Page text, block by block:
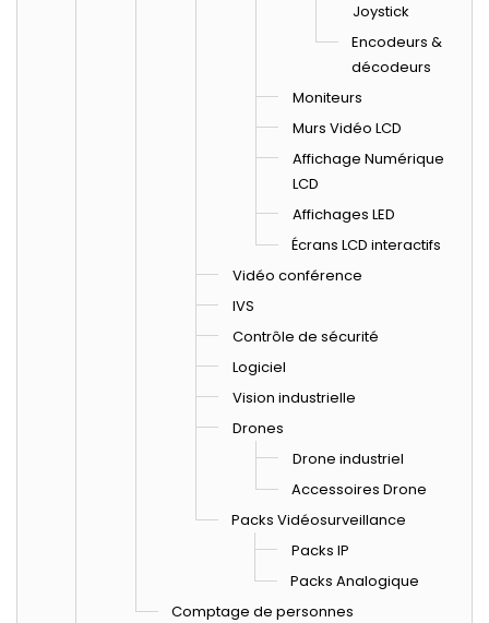
Joystick
Encodeurs &
décodeurs
Moniteurs
Murs Vidéo LCD
Affichage Numérique
LCD
Affichages LED
Écrans LCD interactifs
Vidéo conférence
IVS
Contrôle de sécurité
Logiciel
Vision industrielle
Drones
Drone industriel
Accessoires Drone
Packs Vidéosurveillance
Packs IP
Packs Analogique
Comptage de personnes